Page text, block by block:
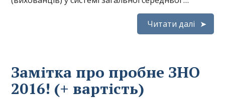
Читати далі
Замітка про пробне ЗНО
2016! (+ вартість)